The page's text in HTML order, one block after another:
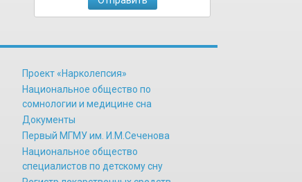
Проект «Нарколепсия»
Национальное общество по
сомнологии и медицине сна
Документы
Первый МГМУ им. И.М.Сеченова
Национальное общество
специалистов по детскому сну